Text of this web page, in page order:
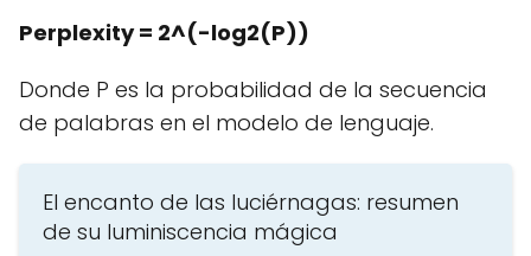
Perplexity = 2^(-log2(P))
Donde P es la probabilidad de la secuencia
de palabras en el modelo de lenguaje.
El encanto de las luciérnagas: resumen
de su luminiscencia mágica